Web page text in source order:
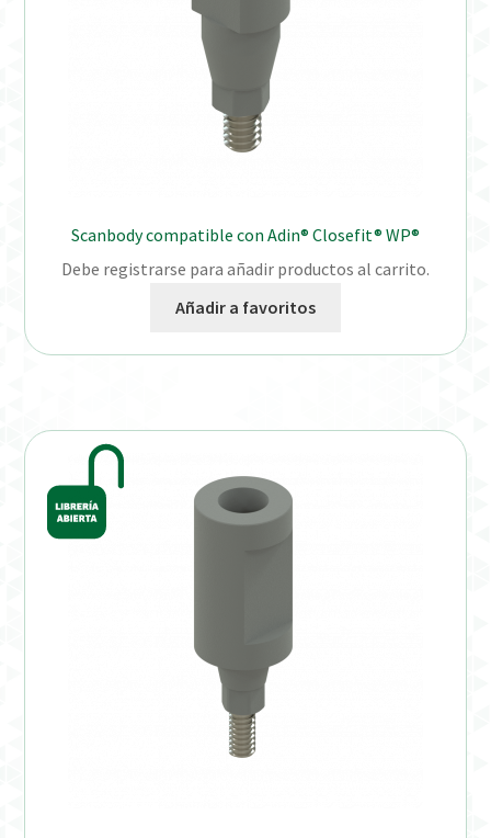
Scanbody compatible con Adin® Closefit® WP®
Debe registrarse para añadir productos al carrito.
Añadir a favoritos